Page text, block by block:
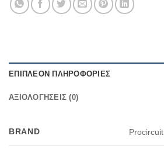
ΕΠΙΠΛΈΟΝ ΠΛΗΡΟΦΟΡΊΕΣ
ΑΞΙΟΛΟΓΉΣΕΙΣ (0)
BRAND Procircuit